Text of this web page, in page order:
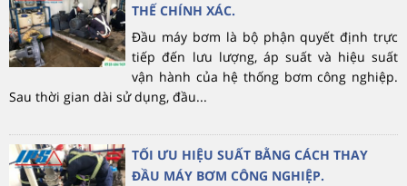
THẾ CHÍNH XÁC.
Đầu máy bơm là bộ phận quyết định trực
tiếp đến lưu lượng, áp suất và hiệu suất
vận hành của hệ thống bơm công nghiệp.
Sau thời gian dài sử dụng, đầu...
TỐI ƯU HIỆU SUẤT BẰNG CÁCH THAY
ĐẦU MÁY BƠM CÔNG NGHIỆP.